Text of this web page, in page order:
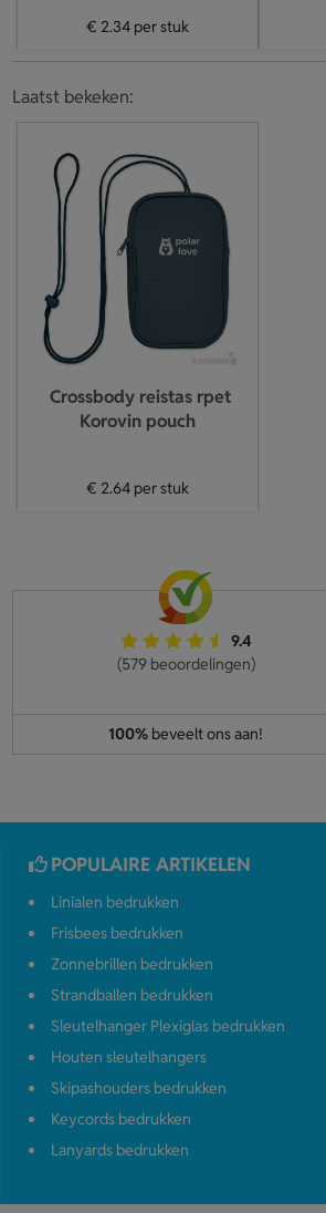
€ 2.34 per stuk
Laatst bekeken:
Crossbody reistas rpet
Korovin pouch
€ 2.64 per stuk
9.4
(579 beoordelingen)
100% beveelt ons aan!
POPULAIRE ARTIKELEN
Linialen bedrukken
Frisbees bedrukken
Zonnebrillen bedrukken
Strandballen bedrukken
Sleutelhanger Plexiglas bedrukken
Houten sleutelhangers
Skipashouders bedrukken
Keycords bedrukken
Lanyards bedrukken